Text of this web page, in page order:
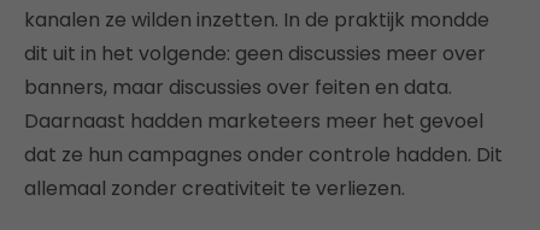
kanalen ze wilden inzetten. In de praktijk mondde
dit uit in het volgende: geen discussies meer over
banners, maar discussies over feiten en data.
Daarnaast hadden marketeers meer het gevoel
dat ze hun campagnes onder controle hadden. Dit
allemaal zonder creativiteit te verliezen.